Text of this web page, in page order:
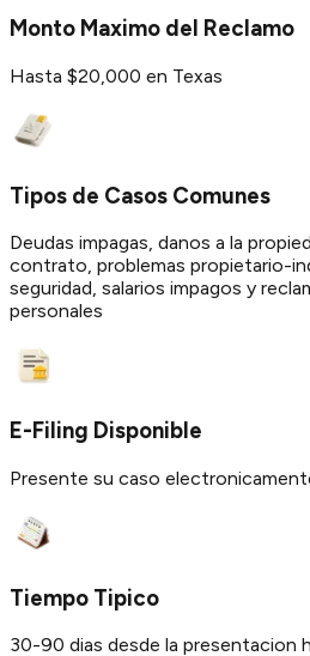
Monto Maximo del Reclamo
Hasta $20,000 en Texas
Tipos de Casos Comunes
Deudas impagas, danos a la
contrato, problemas propietario-
seguridad, salarios impagos y
personales
E-Filing Disponible
Presente su caso
Tiempo Tipico
30-90 dias desde la presentacion